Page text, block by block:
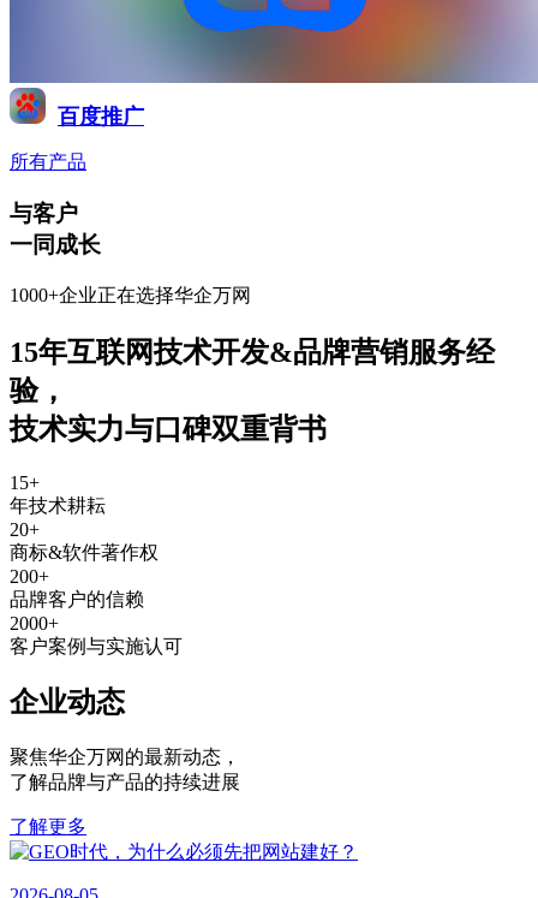
百度推广
所有产品
与客户
一同成长
1000+企业正在选择华企万网
15年互联网技术开发&品牌营销服务经
验，
技术实力与口碑双重背书
15+
年技术耕耘
20+
商标&软件著作权
200+
品牌客户的信赖
2000+
客户案例与实施认可
企业动态
聚焦华企万网的最新动态 ，
了解品牌与产品的持续进展
了解更多